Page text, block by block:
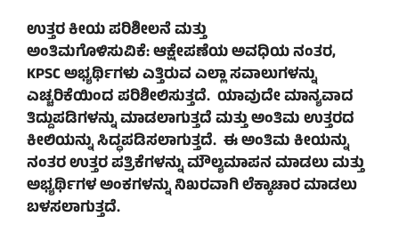
ಉತ್ತರ ಕೀಯ ಪರಿಶೀಲನೆ ಮತ್ತು
ಅಂತಿಮಗೊಳಿಸುವಿಕೆ: ಆಕ್ಷೇಪಣೆಯ ಅವಧಿಯ ನಂತರ,
KPSC ಅಭ್ಯರ್ಥಿಗಳು ಎತ್ತಿರುವ ಎಲ್ಲಾ ಸವಾಲುಗಳನ್ನು
ಎಚ್ಚರಿಕೆಯಿಂದ ಪರಿಶೀಲಿಸುತ್ತದೆ. ಯಾವುದೇ ಮಾನ್ಯವಾದ
ತಿದ್ದುಪಡಿಗಳನ್ನು ಮಾಡಲಾಗುತ್ತದೆ ಮತ್ತು ಅಂತಿಮ ಉತ್ತರದ
ಕೀಲಿಯನ್ನು ಸಿದ್ಧಪಡಿಸಲಾಗುತ್ತದೆ. ಈ ಅಂತಿಮ ಕೀಯನ್ನು
ನಂತರ ಉತ್ತರ ಪತ್ರಿಕೆಗಳನ್ನು ಮೌಲ್ಯಮಾಪನ ಮಾಡಲು ಮತ್ತು
ಅಭ್ಯರ್ಥಿಗಳ ಅಂಕಗಳನ್ನು ನಿಖರವಾಗಿ ಲೆಕ್ಕಾಚಾರ ಮಾಡಲು
ಬಳಸಲಾಗುತ್ತದೆ.